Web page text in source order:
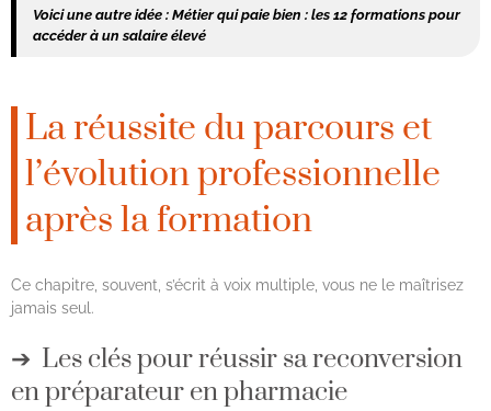
Voici une autre idée : Métier qui paie bien : les 12 formations pour
accéder à un salaire élevé
La réussite du parcours et
l’évolution professionnelle
après la formation
Ce chapitre, souvent, s’écrit à voix multiple, vous ne le maîtrisez
jamais seul.
Les clés pour réussir sa reconversion
en préparateur en pharmacie